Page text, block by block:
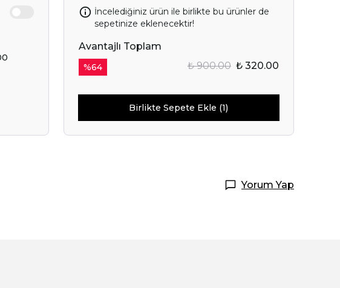
İncelediğiniz ürün ile birlikte bu ürünler de
sepetinize eklenecektir!
Avantajlı Toplam
%64 ₺ 900.00 ₺ 320.00
Birlikte Sepete Ekle (1)
Yorum Yap
FIRSATIN SENİ
BEKLİYOR.